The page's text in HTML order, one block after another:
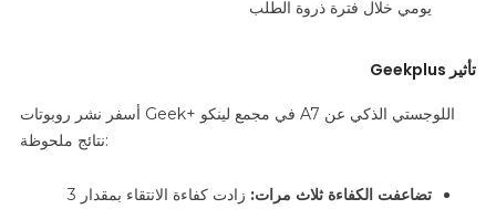
يومي خلال فترة ذروة الطلب
تأثير Geekplus
أسفر نشر روبوتات Geek+ في مجمع لينكو A7 اللوجستي الذكي عن
نتائج ملحوظة:
تضاعفت الكفاءة ثلاث مرات:
زادت كفاءة الانتقاء بمقدار 3